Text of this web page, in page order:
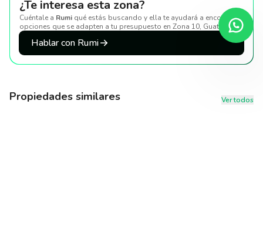
¿Te interesa esta zona?
Cuéntale a Rumi qué estás buscando y ella te ayudará a encontrar
opciones que se adapten a tu presupuesto en Zona 10, Guatemala.
Hablar con Rumi
Propiedades similares Ver todos